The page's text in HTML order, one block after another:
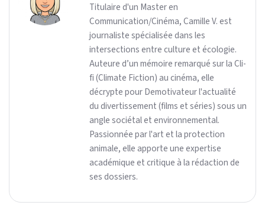
Titulaire d'un Master en
Communication/Cinéma, Camille V. est
journaliste spécialisée dans les
intersections entre culture et écologie.
Auteure d’un mémoire remarqué sur la Cli-
fi (Climate Fiction) au cinéma, elle
décrypte pour Demotivateur l'actualité
du divertissement (films et séries) sous un
angle sociétal et environnemental.
Passionnée par l'art et la protection
animale, elle apporte une expertise
académique et critique à la rédaction de
ses dossiers.